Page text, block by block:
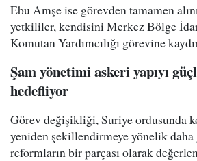
Ebu Amşe ise görevden tamamen
yetkililer, kendisini Merkez Bölge
Komutan Yardımcılığı görevine
Şam yönetimi askeri yapıyı
hedefliyor
Görev değişikliği, Suriye ordusunda
yeniden şekillendirmeye yönelik daha
reformların bir parçası olarak